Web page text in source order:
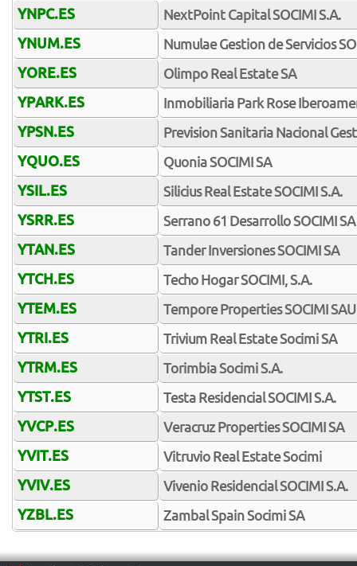
YNPC.ES
NextPoint Capital SOCIMI S.A.
YNUM.ES
Numulae Gestion de Servicios
YORE.ES
Olimpo Real Estate SA
YPARK.ES
Inmobiliaria Park Rose
YPSN.ES
Prevision Sanitaria Nacional
YQUO.ES
Quonia SOCIMI SA
YSIL.ES
Silicius Real Estate SOCIMI S.A.
YSRR.ES
Serrano 61 Desarrollo SOCIMI SA
YTAN.ES
Tander Inversiones SOCIMI SA
YTCH.ES
Techo Hogar SOCIMI, S.A.
YTEM.ES
Tempore Properties SOCIMI SAU
YTRI.ES
Trivium Real Estate Socimi SA
YTRM.ES
Torimbia Socimi S.A.
YTST.ES
Testa Residencial SOCIMI S.A.
YVCP.ES
Veracruz Properties SOCIMI SA
YVIT.ES
Vitruvio Real Estate Socimi
YVIV.ES
Vivenio Residencial SOCIMI S.A.
YZBL.ES
Zambal Spain Socimi SA